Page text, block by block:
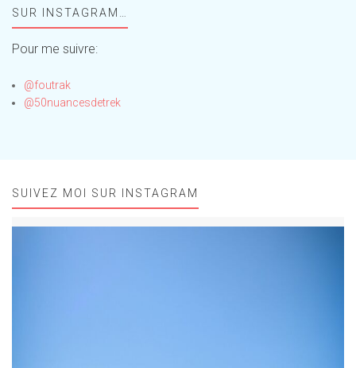
!SUR INSTAGRAM…
Pour me suivre:
@foutrak
@50nuancesdetrek
SUIVEZ MOI SUR INSTAGRAM